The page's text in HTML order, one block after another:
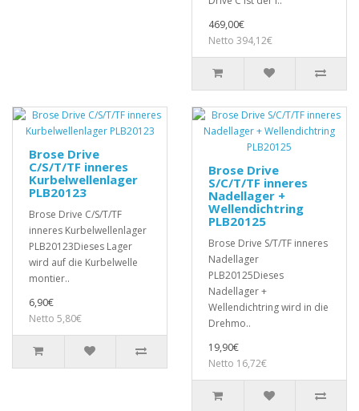
469,00€
Netto 394,12€
Brose Drive
C/S/T/TF inneres
Kurbelwellenlager
PLB20123
Brose Drive C/S/T/TF
inneres Kurbelwellenlager
PLB20123Dieses Lager
wird auf die Kurbelwelle
montier..
6,90€
Netto 5,80€
Brose Drive
S/C/T/TF inneres
Nadellager +
Wellendichtring
PLB20125
Brose Drive S/T/TF inneres
Nadellager
PLB20125Dieses
Nadellager +
Wellendichtring wird in die
Drehmo..
19,90€
Netto 16,72€